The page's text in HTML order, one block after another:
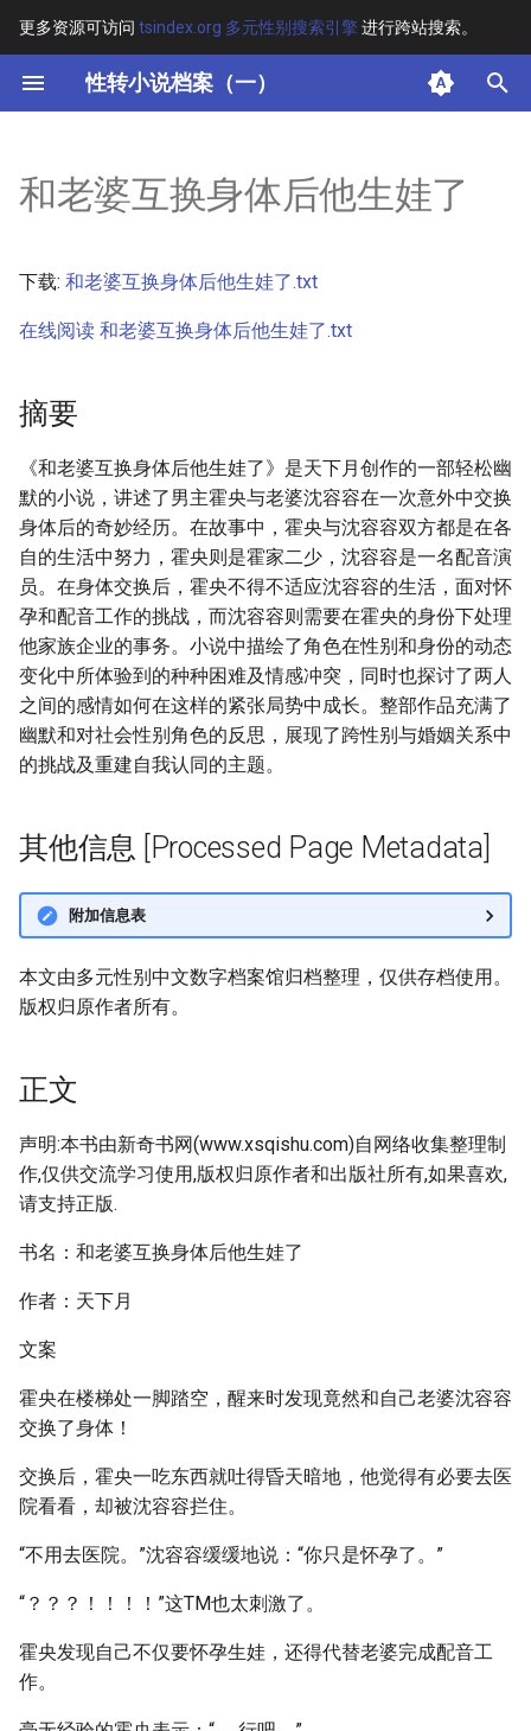
更多资源可访问 tsindex.org 多元性别搜索引擎进行跨站搜索。
性转小说档案（一）
键
开
搜
索
其他信息 [Processed Page
和老婆互换身体后他生娃了
下载: 和老婆互换身体后他生娃了.txt
在线阅读 和老婆互换身体后他生娃了.txt
摘要
《和老婆互换身体后他生娃了》是天下月创作的一部轻松幽
默的小说，讲述了男主霍央与老婆沈容容在一次意外中交换
身体后的奇妙经历。在故事中，霍央与沈容容双方都是在各
自的生活中努力，霍央则是霍家二少，沈容容是一名配音演
员。在身体交换后，霍央不得不适应沈容容的生活，面对怀
孕和配音工作的挑战，而沈容容则需要在霍央的身份下处理
他家族企业的事务。小说中描绘了角色在性别和身份的动态
变化中所体验到的种种困难及情感冲突，同时也探讨了两人
之间的感情如何在这样的紧张局势中成长。整部作品充满了
幽默和对社会性别角色的反思，展现了跨性别与婚姻关系中
的挑战及重建自我认同的主题。
其他信息 [Processed Page Metadata]
附加信息表
本文由多元性别中文数字档案馆归档整理，仅供存档使用。
版权归原作者所有。
正文
声明:本书由新奇书网(www.xsqishu.com)自网络收集整理制
作,仅供交流学习使用,版权归原作者和出版社所有,如果喜欢,
请支持正版.
书名：和老婆互换身体后他生娃了
作者：天下月
文案
霍央在楼梯处一脚踏空，醒来时发现竟然和自己老婆沈容容
交换了身体！
交换后，霍央一吃东西就吐得昏天暗地，他觉得有必要去医
院看看，却被沈容容拦住。
“不用去医院。”沈容容缓缓地说：“你只是怀孕了。”
“？？？！！！！”这TM也太刺激了。
霍央发现自己不仅要怀孕生娃，还得代替老婆完成配音工
作。